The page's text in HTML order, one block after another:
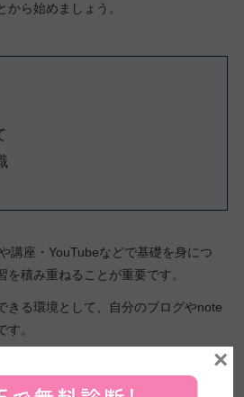
ら始めましょう。
講座・YouTubeなどで基礎を身につ
積み重ねることが重要です。
きる環境として、自分のブログやnote
。
くだけで、文章力と構成力が自然に鍛×